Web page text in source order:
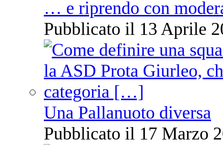
… e riprendo con
Pubblicato il 13 Aprile
Una Pallanuoto diversa
Pubblicato il 17 Marzo